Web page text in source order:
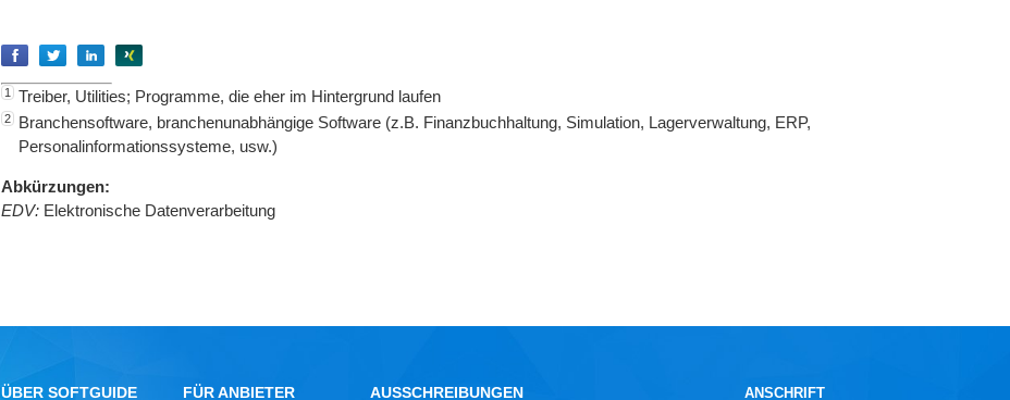
EmpfehlenEmpfehlenEmpfehlen
1 Treiber, Utilities; Programme, die eher im Hintergrund laufen
2
Branchensoftware, branchenunabhängige Software (z.B. Finanzbuchhaltung, Simulation, Lagerverwaltung, ERP,
Personalinformationssysteme, usw.)
Abkürzungen:
EDV: Elektronische Datenverarbeitung
ÜBER SOFTGUIDE FÜR ANBIETER AUSSCHREIBUNGEN ANSCHRIFT